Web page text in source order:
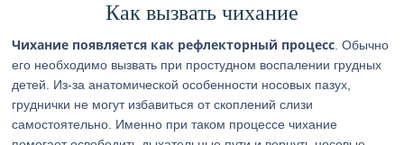
Как вызвать чихание
Чихание появляется как рефлекторный процесс . Обычно
его необходимо вызвать при простудном воспалении грудных
детей. Из-за анатомической особенности носовых пазух,
груднички не могут избавиться от скоплений слизи
самостоятельно. Именно при таком процессе чихание